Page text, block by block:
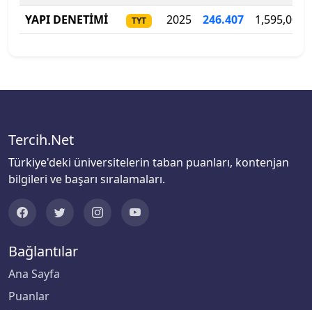
Batman Üniversitesi
Bilecik Şeyh Edebali Üniversitesi
Bingöl Üniversitesi
Biruni Üniversitesi
Bitlis Eren Üniversitesi
Boğaziçi Üniversitesi
YAPI DENETİMİ TYT 2025 246.407 1,595,000
Tercih.Net
Türkiye'deki üniversitelerin taban puanları, kontenjan
bilgileri ve başarı sıralamaları.
Bağlantılar
Ana Sayfa
Puanlar